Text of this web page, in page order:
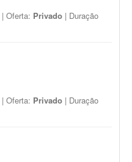
| Oferta: Privado | Duração
| Oferta: Privado | Duração